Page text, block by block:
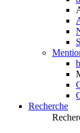
Recherche